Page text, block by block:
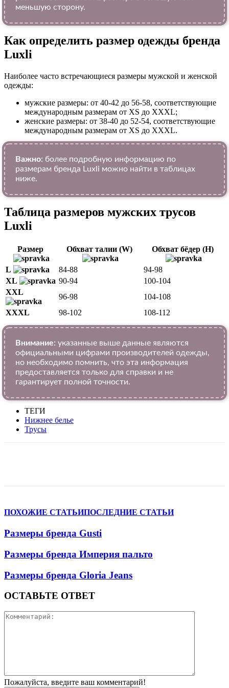
меньшую сторону.
Как определить размер одежды брендa
Luxli
Наиболее часто встречающиеся размеры мужской и женской
одежды:
мужские размеры: от 40-42 до 56-58, соответствующие
международным размерам от XS до XXXL;
женские размеры: от 38-40 до 52-54, соответствующие
международным размерам от XS до XXXL.
Важно: более подробную информацию по
размерам бренда Luxli можно найти в таблицах
ниже.
Таблица размеров мужских трусов
Luxli
Размер Обхват талии (W) Обхват бёдер (H)
L 84-88
94-98
XL
90-94
100-104
XXL
96-98
104-108
XXXL
98-102 108-112
Внимание: указанные выше данные являются
официальными цифрами производителей одежды,
но необходимо помнить, что эта информация
предоставляется только для справки и не
гарантирует полной точности.
ТЕГИ
Нижнее белье
Трусы
ПОХОЖИЕ СТАТЬИПОСЛЕДНИЕ СТАТЬИ
Размеры бренда Gusti
Размеры бренда Империя пальто
Размеры бренда Gloria Jeans
ОСТАВЬТЕ ОТВЕТ
Пожалуйста, введите ваш комментарий!